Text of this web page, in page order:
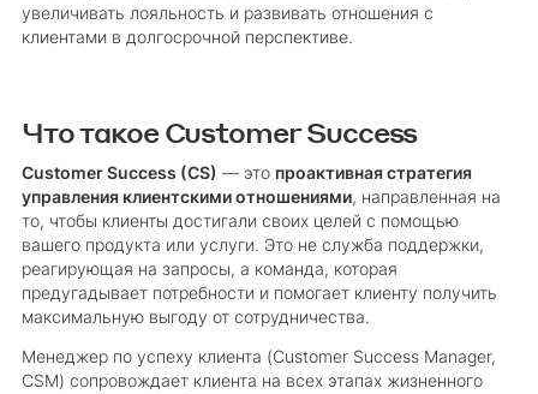
увеличивать лояльность и развивать отношения с
клиентами в долгосрочной перспективе.
Что такое Customer Success
Customer Success (CS) — это проактивная стратегия
управления клиентскими отношениями, направленная на
то, чтобы клиенты достигали своих целей с помощью
вашего продукта или услуги. Это не служба поддержки,
реагирующая на запросы, а команда, которая
предугадывает потребности и помогает клиенту получить
максимальную выгоду от сотрудничества.
Менеджер по успеху клиента (Customer Success Manager,
CSM) сопровождает клиента на всех этапах жизненного